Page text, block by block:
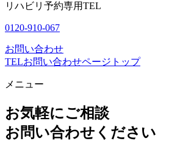
リハビリ予約専用TEL
0120-910-067
お問い合わせ
TELお問い合わせページトップ
メニュー
お気軽にご相談
お問い合わせください